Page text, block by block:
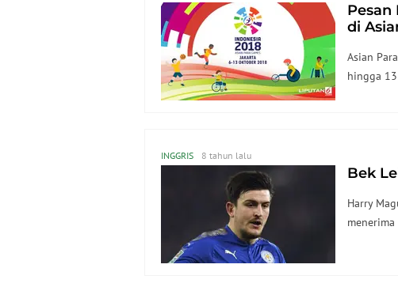
Pesan
di
Asian
hingga
INGGRIS 8 tahun lalu
Bek
Harry